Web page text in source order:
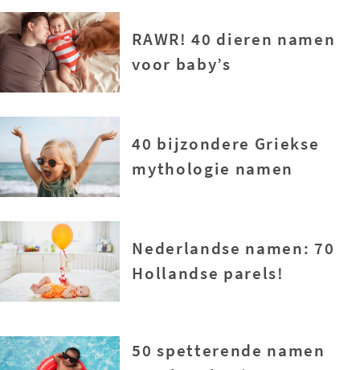
RAWR! 40 dieren namen
voor baby’s
40 bijzondere Griekse
mythologie namen
Nederlandse namen: 70
Hollandse parels!
50 spetterende namen